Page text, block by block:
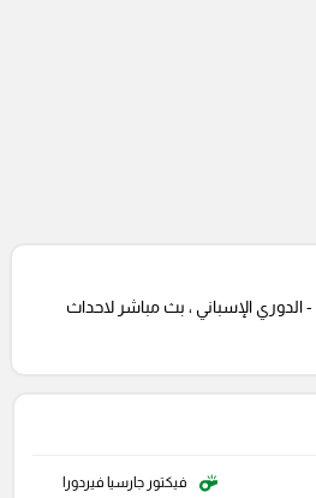
- الدوري الإسباني ، بث مباشر لاحداث
فيكتور جارسيا فيردورا